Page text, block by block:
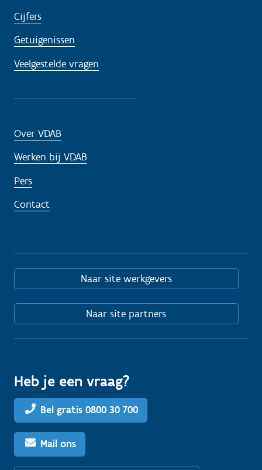
Cijfers
Getuigenissen
Veelgestelde vragen
Over VDAB
Werken bij VDAB
Pers
Contact
Naar site werkgevers
Naar site partners
Heb je een vraag?
Bel gratis 0800 30 700
Mail ons